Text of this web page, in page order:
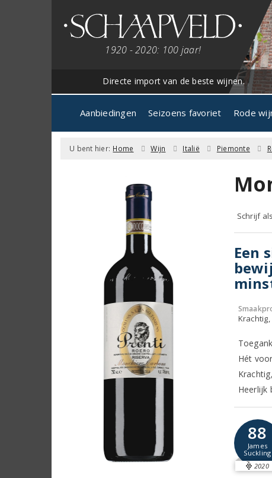
1920 - 2020: 100 jaar!
Directe import van de beste wijnen.
Aanbiedingen Seizoens favoriet Rode
U bent hier: Home Wijn Italië Piemonte
Schrijf
Een
Hét
Heerlijk
88
James
Suckling
2020